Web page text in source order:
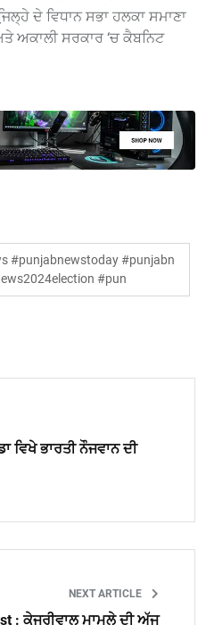
ਦੇ ਵਿਧਾਨ ਸਭਾ ਹਲਕਾ ਸਮਾਣਾ
ਅਕਾਲੀ ਸਰਕਾਰ ‘ਚ ਕੈਬਨਿਟ
#punjabnewstoday #punjabn
#pun
ਭਾਰਤੀ ਨੌਜਵਾਨ ਦੀ
NEXT ARTICLE
: ਕੇਜਰੀਵਾਲ ਮਾਮਲੇ ਦੀ ਅੱਜ